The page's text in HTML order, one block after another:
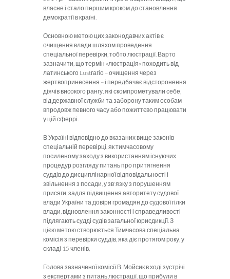
власне і стало першим кроком до становлення
демократії в країні.
Основною метою цих законодавчих актів є
очищення влади шляхом проведення
спеціальної перевірки, тобто люстрації. Варто
зазначити, що термін «люстрація» походить від
латинського Lustгагіо – очищення через
жертвопринесення – і передбачає відсторонення
діячів високого рангу, які скомпрометували себе,
від державної служби та заборону таким особам
впродовж певного часу або пожиттєво працювати
у цій сферрі.
В Україні відповідно до вказаних вище законів
спеціальній перевірці, як тимчасовому
посиленому заходу з використанням існуючих
процедур розгляду питань про притягнення
суддів до дисциплінарної відповідальності і
звільнення з посади, у зв'язку з порушенням
присяги, задля підвищення авторитету судової
влади України та довіри громадян до судової гілки
влади, відновлення законності і справедливості
підлягають судді судів загальної юрисдикції. З
цією метою створюється Тимчасова спеціальна
комісія з перевірки суддів, яка діє протягом року, у
складі 15 членів,
Голова зазначеної комісії В. Мойсик в ході зустрічі
з експертами з питань люстрації. що прибули в